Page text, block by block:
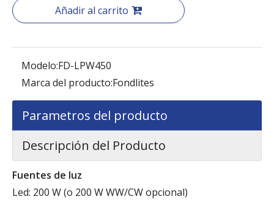
Añadir al carrito
Modelo:FD-LPW450
Marca del producto:Fondlites
Parametros del producto
Descripción del Producto
Fuentes de luz
Led: 200 W (o 200 W WW/CW opcional)